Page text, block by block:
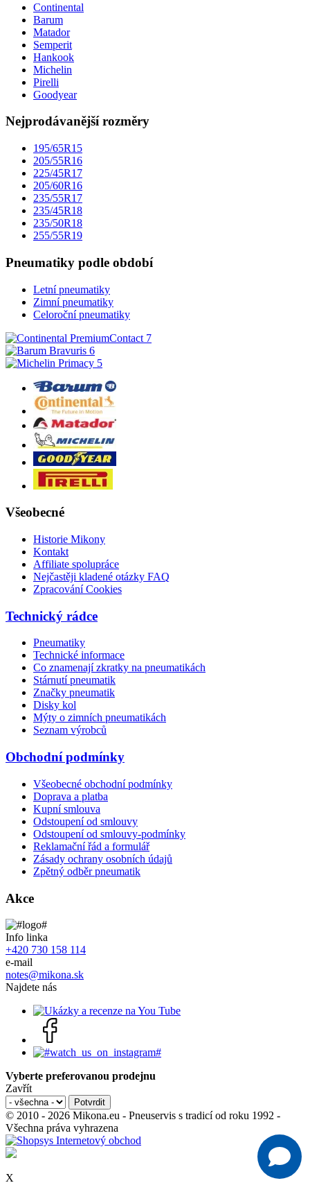
Continental
Barum
Matador
Semperit
Hankook
Michelin
Pirelli
Goodyear
Nejprodávanější rozměry
195/65R15
205/55R16
225/45R17
205/60R16
235/55R17
235/45R18
235/50R18
255/55R19
Pneumatiky podle období
Letní pneumatiky
Zimní pneumatiky
Celoroční pneumatiky
Všeobecné
Historie Mikony
Kontakt
Affiliate spolupráce
Nejčastěji kladené otázky FAQ
Zpracování Cookies
Technický rádce
Pneumatiky
Technické informace
Co znamenají zkratky na pneumatikách
Stárnutí pneumatik
Značky pneumatik
Disky kol
Mýty o zimních pneumatikách
Seznam výrobců
Obchodní podmínky
Všeobecné obchodní podmínky
Doprava a platba
Kupní smlouva
Odstoupení od smlouvy
Odstoupení od smlouvy-podmínky
Reklamační řád a formulář
Zásady ochrany osobních údajů
Zpětný odběr pneumatik
Akce
Info linka
+420 730 158 114
e-mail
notes@mikona.sk
Najdete nás
Vyberte preferovanou prodejnu
Zavřít
© 2010 - 2026 Mikona.eu - Pneuservis s tradicí od roku 1992 -
Všechna práva vyhrazena
X